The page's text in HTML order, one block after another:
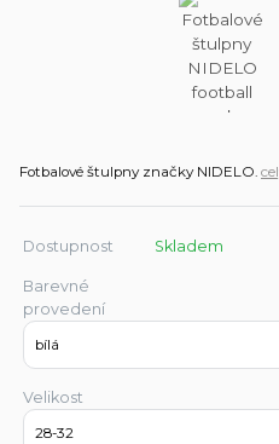
Fotbalové štulpny značky NIDELO.
Dostupnost Skladem
Barevné
provedení
Velikost